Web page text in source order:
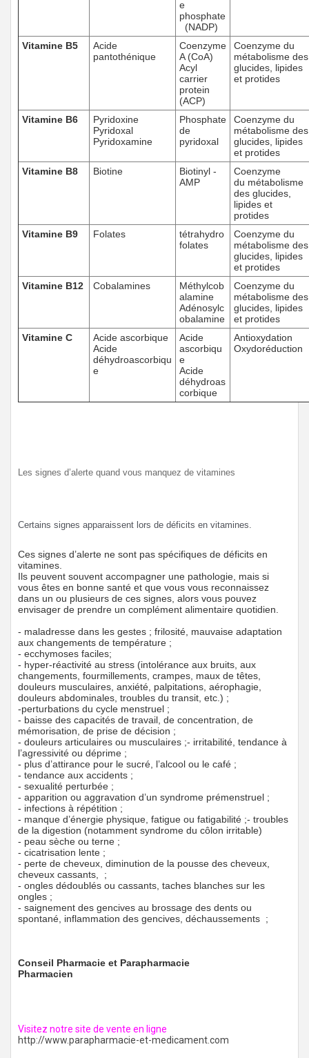
e
phosphate
(NADP)
Vitamine B5
Acide
pantothénique
Coenzyme
A (CoA)
Acyl
carrier
protein
(ACP)
Coenzyme du
métabolisme des
glucides, lipides
et protides
Vitamine B6
Pyridoxine
Pyridoxal
Pyridoxamine
Phosphate
de
pyridoxal
Coenzyme du
métabolisme des
glucides, lipides
et protides
Vitamine B8
Biotine
Biotinyl -
AMP
Coenzyme
du métabolisme
des glucides,
lipides et
protides
Vitamine B9
Folates
tétrahydro
folates
Coenzyme du
métabolisme des
glucides, lipides
et protides
Vitamine B12
Cobalamines
Méthylcob
alamine
Adénosylc
obalamine
Coenzyme du
métabolisme des
glucides, lipides
et protides
Vitamine C
Acide ascorbique
Acide
déhydroascorbiqu
e
Acide
ascorbiqu
e
Acide
déhydroas
corbique
Antioxydation
Oxydoréduction
Les signes d’alerte quand vous manquez de vitamines
Certains signes apparaissent lors de déficits en vitamines.
Ces signes d’alerte ne sont pas spécifiques de déficits en
vitamines.
Ils peuvent souvent accompagner une pathologie, mais si
vous êtes en bonne santé et que vous vous reconnaissez
dans un ou plusieurs de ces signes, alors vous pouvez
envisager de prendre un complément alimentaire quotidien.
- maladresse dans les gestes ; frilosité, mauvaise adaptation
aux changements de température ;
- ecchymoses faciles;
- hyper-réactivité au stress (intolérance aux bruits, aux
changements, fourmillements, crampes, maux de têtes,
douleurs musculaires, anxiété, palpitations, aérophagie,
douleurs abdominales, troubles du transit, etc.) ;
-perturbations du cycle menstruel ;
- baisse des capacités de travail, de concentration, de
mémorisation, de prise de décision ;
- douleurs articulaires ou musculaires ;- irritabilité, tendance à
l’agressivité ou déprime ;
- plus d’attirance pour le sucré, l’alcool ou le café ;
- tendance aux accidents ;
- sexualité perturbée ;
- apparition ou aggravation d’un syndrome prémenstruel ;
- infections à répétition ;
- manque d’énergie physique, fatigue ou fatigabilité ;- troubles
de la digestion (notamment syndrome du côlon irritable)
- peau sèche ou terne ;
- cicatrisation lente ;
- perte de cheveux, diminution de la pousse des cheveux,
cheveux cassants, ;
- ongles dédoublés ou cassants, taches blanches sur les
ongles ;
- saignement des gencives au brossage des dents ou
spontané, inflammation des gencives, déchaussements ;
Conseil Pharmacie et Parapharmacie
Pharmacien
Visitez notre site de vente en ligne
http://www.parapharmacie-et-medicament.com